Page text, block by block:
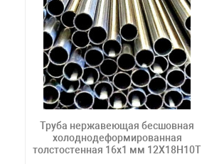
Труба нержавеющая бесшовная
холоднодеформированная
толстостенная 16х1 мм 12Х18Н10Т